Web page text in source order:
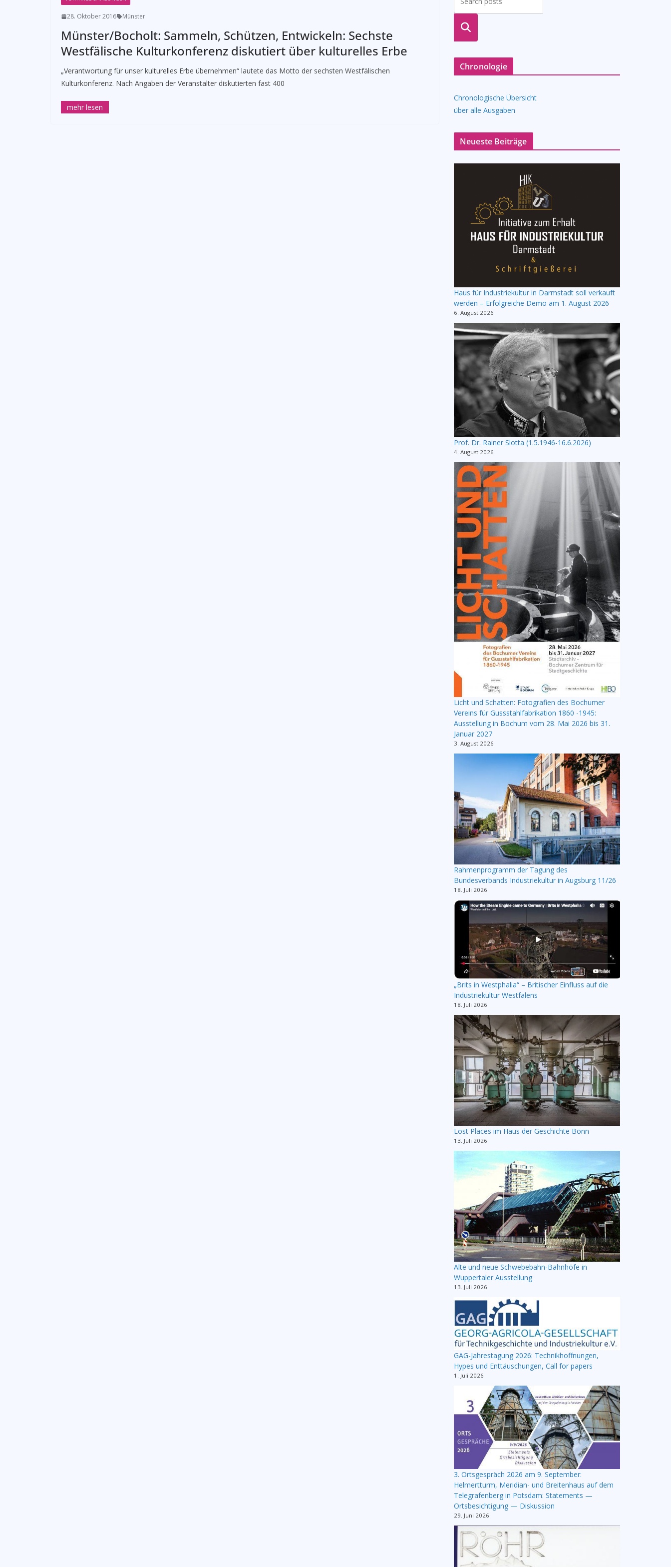
28. Oktober 2016 Münster
Münster/Bocholt: Sammeln, Schützen, Entwickeln: Sechste
Westfälische Kulturkonferenz diskutiert über kulturelles Erbe
„Verantwortung für unser kulturelles Erbe übernehmen“ lautete das Motto der sechsten Westfälischen
Kulturkonferenz. Nach Angaben der Veranstalter diskutierten fast 400
suche
Chronologie
Chronologische Übersicht
über alle Ausgaben
Neueste Beiträge
Haus für Industriekultur in Darmstadt soll verkauft
werden – Erfolgreiche Demo am 1. August 2026
6. August 2026
Prof. Dr. Rainer Slotta (1.5.1946-16.6.2026)
4. August 2026
Licht und Schatten: Fotografien des Bochumer
Vereins für Gussstahlfabrikation 1860 -1945:
Ausstellung in Bochum vom 28. Mai 2026 bis 31.
Januar 2027
3. August 2026
Rahmenprogramm der Tagung des
Bundesverbands Industriekultur in Augsburg 11/26
18. Juli 2026
„Brits in Westphalia“ – Britischer Einfluss auf die
Industriekultur Westfalens
18. Juli 2026
Lost Places im Haus der Geschichte Bonn
13. Juli 2026
Alte und neue Schwebebahn-Bahnhöfe in
Wuppertaler Ausstellung
13. Juli 2026
GAG-Jahrestagung 2026: Technikhoffnungen,
Hypes und Enttäuschungen, Call for papers
1. Juli 2026
3. Ortsgespräch 2026 am 9. September:
Helmertturm, Meridian- und Breitenhaus auf dem
Telegrafenberg in Potsdam: Statements —
Ortsbesichtigung — Diskussion
29. Juni 2026